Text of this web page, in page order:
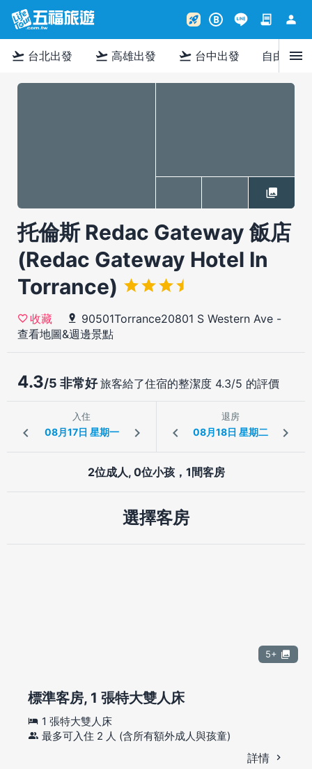
rocket_launch B contract person
flight_takeoff 台北出發 flight_takeoff 高雄出發 flight_takeoff 台中出發 自由行menu
托倫斯 Redac Gateway 飯店
(Redac Gateway Hotel In
Torrance)
收藏 90501Torrance20801 S Western Ave -
查看地圖&週邊景點
4.3/5 非常好旅客給了住宿的整潔度 4.3/5 的評價
入住 退房
2位成人, 0位小孩，1間客房
選擇客房
5+
標準客房, 1 張特大雙人床
1 張特大雙人床
最多可入住 2 人 (含所有額外成人與孩童)
詳情